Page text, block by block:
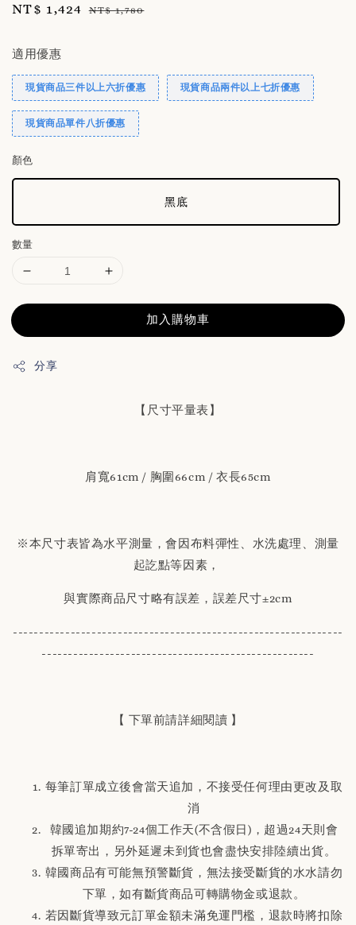
Sale
NT$ 1,424 Regular
NT$ 1,780
適用優惠
現貨商品三件以上六折優惠 現貨商品兩件以上七折優惠
現貨商品單件八折優惠
顏色
黑底
數量
加入購物車
分享
【尺寸平量表】
肩寬61cm / 胸圍66cm / 衣長65cm
※本尺寸表皆為水平測量，會因布料彈性、水洗處理、測量
起訖點等因素，
與實際商品尺寸略有誤差，誤差尺寸±2cm
---------------------------------------------------------------
----------------------------------------------------
【 下單前請詳細閱讀 】
每筆訂單成立後會當天追加，不接受任何理由更改及取
消
韓國追加期約7-24個工作天(不含假日)，超過24天則會
拆單寄出，另外延遲未到貨也會盡快安排陸續出貨。
韓國商品有可能無預警斷貨，無法接受斷貨的水水請勿
下單，如有斷貨商品可轉購物金或退款。
若因斷貨導致元訂單金額未滿免運門檻，退款時將扣除